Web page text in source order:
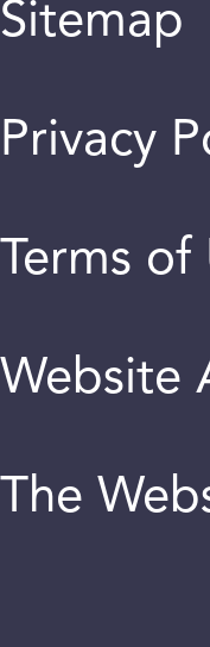
Sitemap
Privacy
Terms of
Website
The